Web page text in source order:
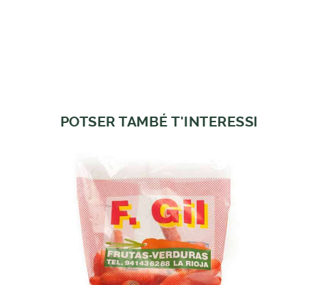
POTSER TAMBÉ T'INTERESSI